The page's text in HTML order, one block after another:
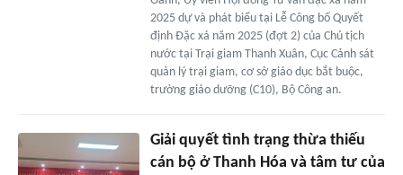
2025 dự và phát biểu tại Lễ Công bố Quyết
định Đặc xá năm 2025 (đợt 2) của Chủ tịch
nước tại Trại giam Thanh Xuân, Cục Cảnh sát
quản lý trại giam, cơ sở giáo dục bắt buộc,
trường giáo dưỡng (C10), Bộ Công an.
Giải quyết tình trạng thừa thiếu
cán bộ ở Thanh Hóa và tâm tư của